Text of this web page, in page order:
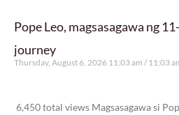
Pope Leo, magsasagawa ng
journey
Thursday, August 6, 2026 11:03 am 11:03
6,450 total views Magsasagawa si